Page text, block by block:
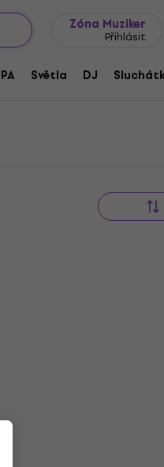
Zóna Muziker
Přihlásit
PA Světla DJ